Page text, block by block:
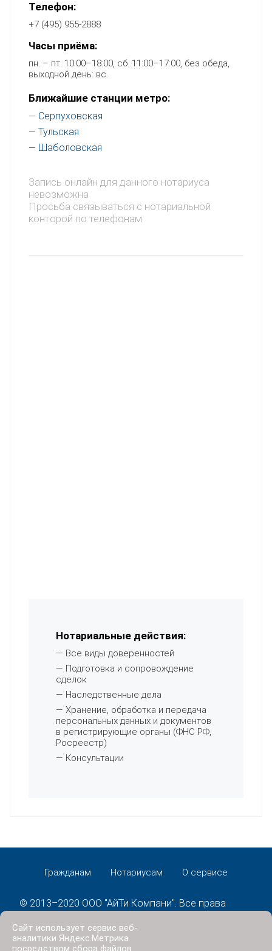
Телефон:
+7 (495) 955-2888
Часы приёма:
пн. – пт. 10:00–18:00, сб. 11:00–17:00, без обеда,
выходной день: вс.
Ближайшие станции метро:
— Серпуховская
— Тульская
— Шаболовская
Запись онлайн для данного нотариуса
невозможна
Просьба связываться с нотариальной
конторой по телефонам
Нотариальные действия:
— Все виды доверенностей
— Подготовка и сопровождение
сделок
— Наследственные дела
— Хранение, обработка и передача
персональных данных и документов
в регистрирующие органы (ФНС РФ,
Росреестр)
— Консультации
Гражданам Нотариусам О сервисе
© 2013–2020 ООО "АйТи Компани". Все права
Политика конфиденциальности
Сайт использует сервис веб-
аналитики Яндекс.Метрика
посредством сбора файлов